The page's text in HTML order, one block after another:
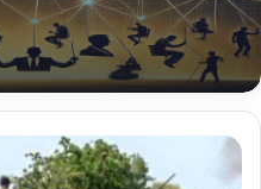
عندما تُباع أسرار
صدمة وطنية مروعة!!
الجيش
يستحوذ